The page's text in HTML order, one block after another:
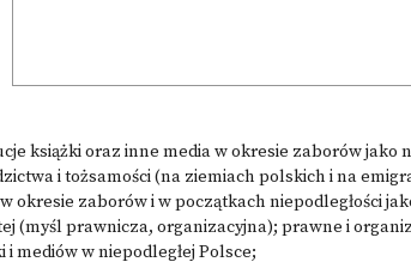
książki oraz inne media w okresie zaborów
i tożsamości (na ziemiach polskich i na
okresie zaborów i w początkach niepodległości
(myśl prawnicza, organizacyjna); prawne i
i mediów w niepodległej Polsce;